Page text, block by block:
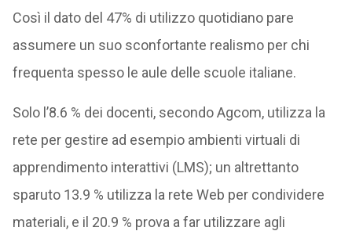
Così il dato del 47% di utilizzo quotidiano pare
assumere un suo sconfortante realismo per chi
frequenta spesso le aule delle scuole italiane.
Solo l’8.6 % dei docenti, secondo Agcom, utilizza la
rete per gestire ad esempio ambienti virtuali di
apprendimento interattivi (LMS); un altrettanto
sparuto 13.9 % utilizza la rete Web per condividere
materiali, e il 20.9 % prova a far utilizzare agli